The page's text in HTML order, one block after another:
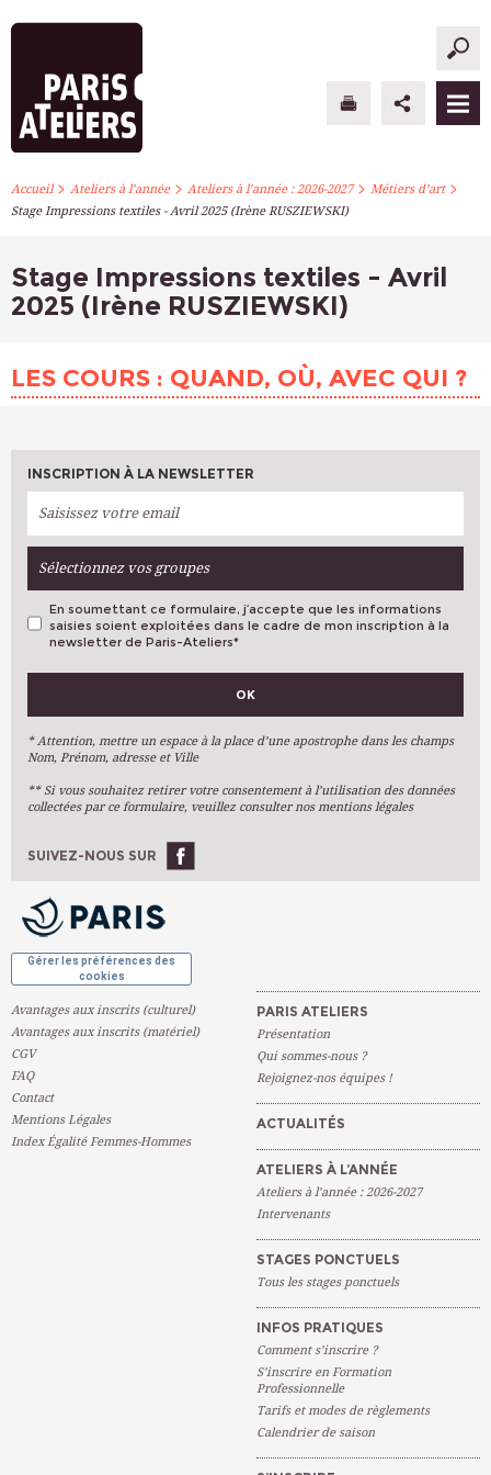
PARIS ATELIERS
ATELIERS À L’ANNÉE
INFOS PRATIQUES
Accueil> Ateliers à l’année> Ateliers à l’année : 2026-2027> Métiers d’art>
Stage Impressions textiles - Avril 2025 (Irène RUSZIEWSKI)
Stage Impressions textiles - Avril
2025 (Irène RUSZIEWSKI)
LES COURS : QUAND, OÙ, AVEC QUI ?
INSCRIPTION À LA NEWSLETTER
Sélectionnez vos groupes
VOS PRÉFÉRENCES
Arts Plastiques
Arts Du Texte
Arts Numériques
Ateliers À L'année
En soumettant ce formulaire, j’accepte que les informations
saisies soient exploitées dans le cadre de mon inscription à la
newsletter de Paris-Ateliers*
OK
* Attention, mettre un espace à la place d’une apostrophe dans les champs
Nom, Prénom, adresse et Ville
** Si vous souhaitez retirer votre consentement à l’utilisation des données
collectées par ce formulaire, veuillez consulter nos mentions légales
SUIVEZ-NOUS SUR
Gérer les préférences des
cookies
Avantages aux inscrits (culturel)
Avantages aux inscrits (matériel)
CGV
FAQ
Contact
Mentions Légales
Index Égalité Femmes-Hommes
PARIS ATELIERS
Présentation
Qui sommes-nous ?
Rejoignez-nos équipes !
ACTUALITÉS
ATELIERS À L’ANNÉE
Ateliers à l’année : 2026-2027
Intervenants
STAGES PONCTUELS
Tous les stages ponctuels
INFOS PRATIQUES
Comment s’inscrire ?
S’inscrire en Formation
Professionnelle
Tarifs et modes de règlements
Calendrier de saison